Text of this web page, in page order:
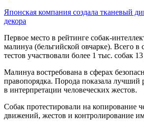
Японская компания создала тканевый
декора
Первое место в рейтинге собак-
малинуа (бельгийской овчарке). Всего
тестов участвовали более 1 тыс. собак
Малинуа востребована в сферах
правопорядка. Порода показала лучший
в интерпретации человеческих жестов.
Собак протестировали на копирование
движений, жестов и контролирование